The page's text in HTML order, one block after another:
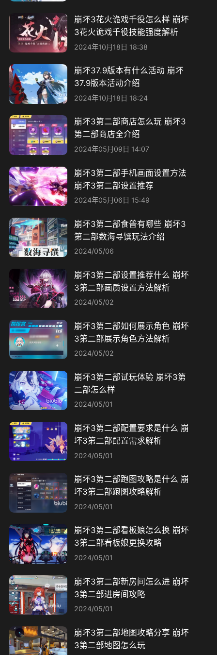
崩坏3花火诡戏千役怎么样 崩坏
3花火诡戏千役技能强度解析
2024年10月18日 18:38
崩坏37.9版本有什么活动 崩坏
37.9版本活动介绍
2024年10月18日 18:24
崩坏3第二部商店怎么玩 崩坏3
第二部商店全介绍
2024年05月09日 14:07
崩坏3第二部手机画面设置方法
崩坏3第二部设置推荐
2024年05月06日 15:49
崩坏3第二部食普有哪些 崩坏3
第二部数海寻馔玩法介绍
2024/05/06
崩坏3第二部设置推荐什么 崩坏
3第二部画质设置方法解析
2024/05/02
崩坏3第二部如何展示角色 崩坏
3第二部展示角色方法解析
2024/05/02
崩坏3第二部试玩体验 崩坏3第
二部怎么样
2024/05/01
崩坏3第二部配置要求是什么 崩
坏3第二部配置需求解析
2024/05/01
崩坏3第二部跑图攻略是什么 崩
坏3第二部跑图攻略解析
2024/05/01
崩坏3第二部看板娘怎么换 崩坏
3第二部看板娘更换攻略
2024/05/01
崩坏3第二部新房间怎么进 崩坏
3第二部进房间攻略
2024/05/01
崩坏3第二部地图攻略分享 崩坏
3第二部地图怎么玩